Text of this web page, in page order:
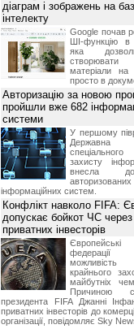
діаграм і зображень на
інтелекту
Google почав
ШІ-функцію в
яка
матеріали на
просто в
Авторизацію за новою
пройшли вже 682
системи
У першому
захисту
внесла
інформаційних систем.
Конфлікт навколо FIFA:
допускає бойкот ЧС через
приватних інвесторів
федерації
можливість
крайнього
майбутніх
Причиною
президента FIFA Джанні
приватних інвесторів до
організації, повідомляє Sky